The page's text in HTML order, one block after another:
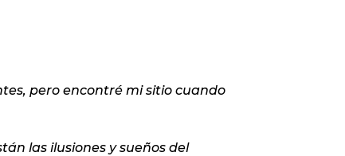
pero encontré mi sitio cuando
las ilusiones y sueños del